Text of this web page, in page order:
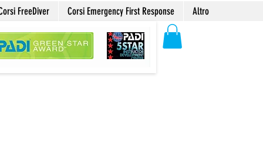
FreeDiver Corsi Emergency First Response Altro